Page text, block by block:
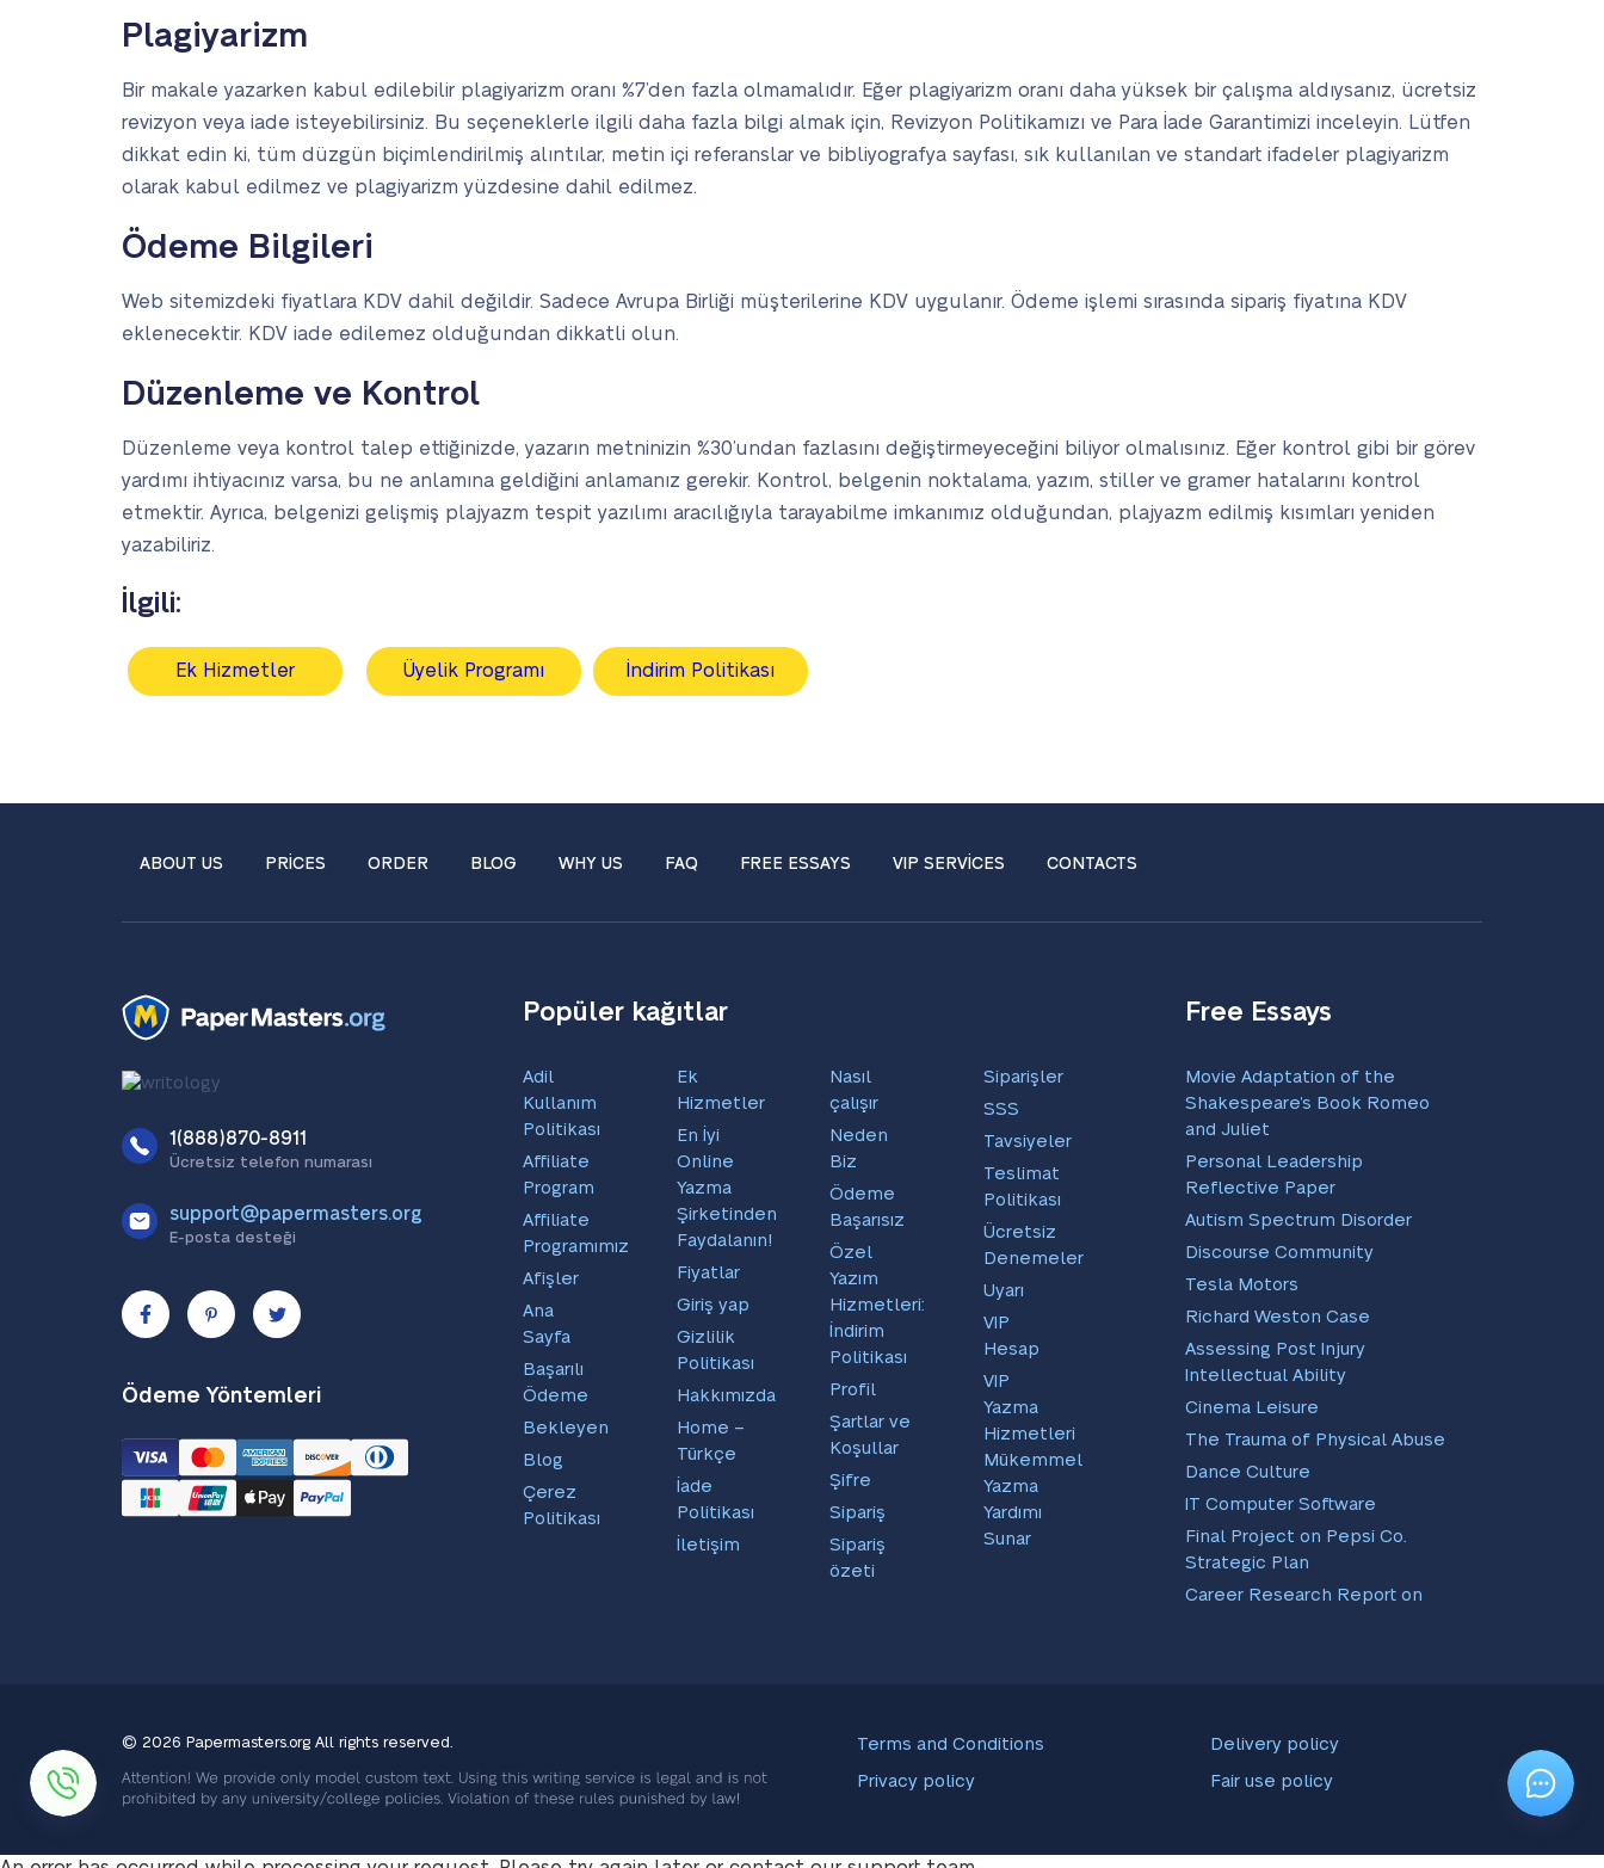
Plagiyarizm
Bir makale yazarken kabul edilebilir plagiyarizm oranı %7’den fazla olmamalıdır. Eğer plagiyarizm oranı daha yüksek bir çalışma aldıysanız, ücretsiz
revizyon veya iade isteyebilirsiniz. Bu seçeneklerle ilgili daha fazla bilgi almak için, Revizyon Politikamızı ve Para İade Garantimizi inceleyin. Lütfen
dikkat edin ki, tüm düzgün biçimlendirilmiş alıntılar, metin içi referanslar ve bibliyografya sayfası, sık kullanılan ve standart ifadeler plagiyarizm
olarak kabul edilmez ve plagiyarizm yüzdesine dahil edilmez.
Ödeme Bilgileri
Web sitemizdeki fiyatlara KDV dahil değildir. Sadece Avrupa Birliği müşterilerine KDV uygulanır. Ödeme işlemi sırasında sipariş fiyatına KDV
eklenecektir. KDV iade edilemez olduğundan dikkatli olun.
Düzenleme ve Kontrol
Düzenleme veya kontrol talep ettiğinizde, yazarın metninizin %30’undan fazlasını değiştirmeyeceğini biliyor olmalısınız. Eğer kontrol gibi bir görev
yardımı ihtiyacınız varsa, bu ne anlamına geldiğini anlamanız gerekir. Kontrol, belgenin noktalama, yazım, stiller ve gramer hatalarını kontrol
etmektir. Ayrıca, belgenizi gelişmiş plajyazm tespit yazılımı aracılığıyla tarayabilme imkanımız olduğundan, plajyazm edilmiş kısımları yeniden
yazabiliriz.
İlgili:
Ek Hizmetler Üyelik Programı İndirim Politikası
ABOUT US PRICES ORDER BLOG WHY US FAQ FREE ESSAYS VIP SERVICES CONTACTS
1(888)870-8911
Ücretsiz telefon numarası
support@papermasters.org
E-posta desteği
Ödeme Yöntemleri
Popüler kağıtlar
Adil
Kullanım
Politikası
Affiliate
Program
Affiliate
Programımız
Afişler
Ana
Sayfa
Başarılı
Ödeme
Bekleyen
Blog
Çerez
Politikası
Ek
Hizmetler
En İyi
Online
Yazma
Şirketinden
Faydalanın!
Fiyatlar
Giriş yap
Gizlilik
Politikası
Hakkımızda
Home –
Türkçe
İade
Politikası
İletişim
Nasıl
çalışır
Neden
Biz
Ödeme
Başarısız
Özel
Yazım
Hizmetleri:
İndirim
Politikası
Profil
Şartlar ve
Koşullar
Şifre
Sipariş
Sipariş
özeti
Siparişler
SSS
Tavsiyeler
Teslimat
Politikası
Ücretsiz
Denemeler
Uyarı
VIP
Hesap
VIP
Yazma
Hizmetleri
Mükemmel
Yazma
Yardımı
Sunar
Free Essays
Movie Adaptation of the
Shakespeare’s Book Romeo
and Juliet
Personal Leadership
Reflective Paper
Autism Spectrum Disorder
Discourse Community
Tesla Motors
Richard Weston Case
Assessing Post Injury
Intellectual Ability
Cinema Leisure
The Trauma of Physical Abuse
Dance Culture
IT Computer Software
Final Project on Pepsi Co.
Strategic Plan
Career Research Report on
Professional Development
© 2026 Papermasters.org All rights reserved. Terms and Conditions
Privacy policy
Delivery policy
Fair use policy